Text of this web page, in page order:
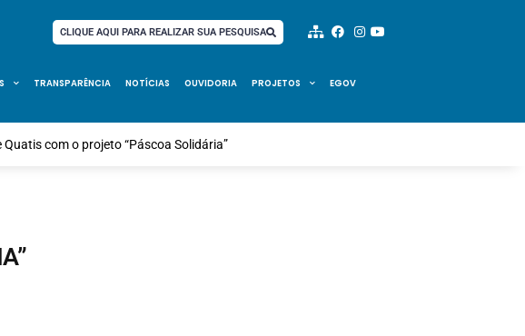
CLIQUE AQUI PARA REALIZAR SUA PESQUISA
TRANSPARÊNCIA NOTÍCIAS OUVIDORIA PROJETOS EGOV
com o projeto “Páscoa Solidária”